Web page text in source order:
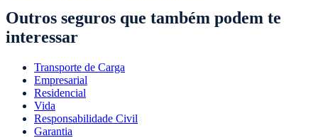
Outros seguros que também podem te
interessar
Transporte de Carga
Empresarial
Residencial
Vida
Responsabilidade Civil
Garantia